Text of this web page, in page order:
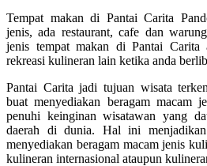
Tempat makan di Pantai Carita
jenis, ada restaurant, cafe dan
jenis tempat makan di Pantai Carita
rekreasi kulineran lain ketika anda
Pantai Carita jadi tujuan wisata
buat menyediakan beragam macam
penuhi keinginan wisatawan yang
daerah di dunia. Hal ini
menyediakan beragam macam jenis
kulineran internasional ataupun